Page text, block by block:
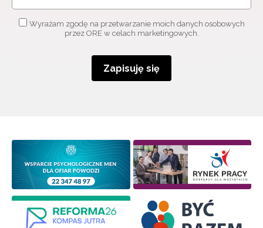
Wyrażam zgodę na przetwarzanie moich danych osobowych
przez ORE w celach marketingowych.
Zapisuję się